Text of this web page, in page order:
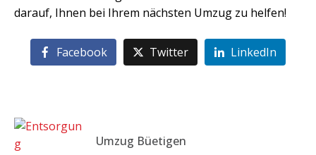
darauf, Ihnen bei Ihrem nächsten Umzug zu helfen!
Facebook Twitter LinkedIn
Umzug Büetigen